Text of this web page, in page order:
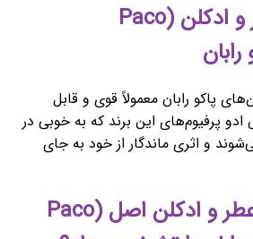
پخش بوی عطر و ادکلن (Paco
پاکو رابان معمولاً قوی و قابل
پرفیوم‌های این برند که به خوبی در
و اثری ماندگار از خود به جای
چطور می‌توان عطر و ادکلن اصل (Paco